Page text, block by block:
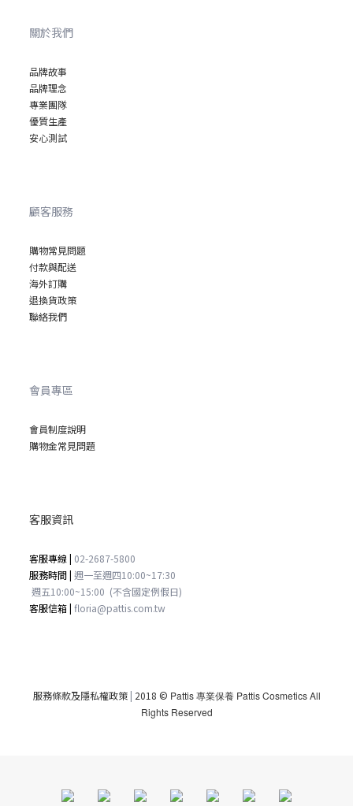
關於我們
品牌故事
品牌理念
專業團隊
優質生產
安心測試
顧客服務
購物常見問題
付款與配送
海外訂購
退換貨政策
聯絡我們
會員專區
會員制度說明
購物金常見問題
客服資訊
客服專線 | 02-2687-5800
服務時間 | 週一至週四10:00~17:30
週五10:00~15:00 (不含國定例假日)
客服信箱 | floria@pattis.com.tw
服務條款及隱私權政策 | 2018 © Pattis 專業保養 Pattis Cosmetics All
Rights Reserved